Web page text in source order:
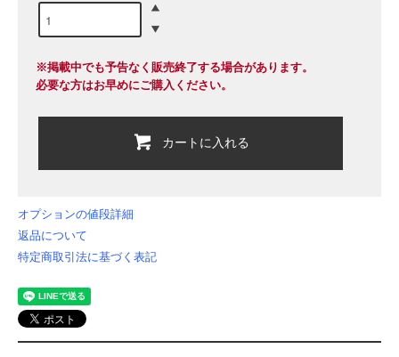
※掲載中でも予告なく販売終了する場合があります。
必要な方はお早めにご購入ください。
カートに入れる
オプションの値段詳細
返品について
特定商取引法に基づく表記